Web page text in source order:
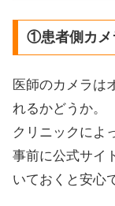
①患者側カメ
医師のカメラは
れるかどうか。
クリニックによ
事前に公式サイ
いておくと安心